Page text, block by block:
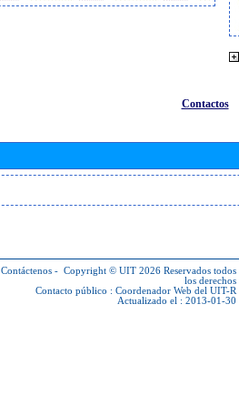
Contactos
Contáctenos - Copyright © UIT 2026 Reservados todos
los derechos
Contacto público : Coordenador Web del UIT-R
Actualizado el : 2013-01-30